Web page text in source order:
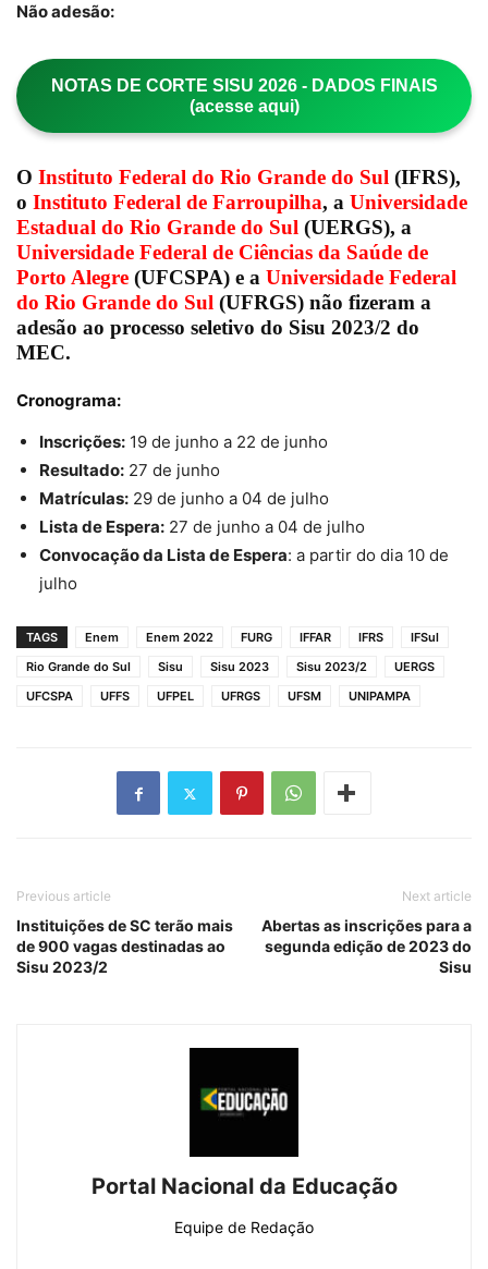
Não adesão:
NOTAS DE CORTE SISU 2026 - DADOS FINAIS
(acesse aqui)
O Instituto Federal do Rio Grande do Sul (IFRS),
o Instituto Federal de Farroupilha, a Universidade
Estadual do Rio Grande do Sul (UERGS), a
Universidade Federal de Ciências da Saúde de
Porto Alegre (UFCSPA) e a Universidade Federal
do Rio Grande do Sul (UFRGS) não fizeram a
adesão ao processo seletivo do Sisu 2023/2 do
MEC.
Cronograma:
Inscrições: 19 de junho a 22 de junho
Resultado: 27 de junho
Matrículas: 29 de junho a 04 de julho
Lista de Espera: 27 de junho a 04 de julho
Convocação da Lista de Espera: a partir do dia 10 de
julho
TAGS Enem Enem 2022 FURG IFFAR IFRS
IFSul
Rio Grande do Sul
Sisu Sisu 2023 Sisu 2023/2
UERGS
UFCSPA
UFFS UFPEL UFRGS UFSM UNIPAMPA
Previous article
Instituições de SC terão mais
de 900 vagas destinadas ao
Sisu 2023/2
Next article
Abertas as inscrições para a
segunda edição de 2023 do
Sisu
Portal Nacional da Educação
Equipe de Redação